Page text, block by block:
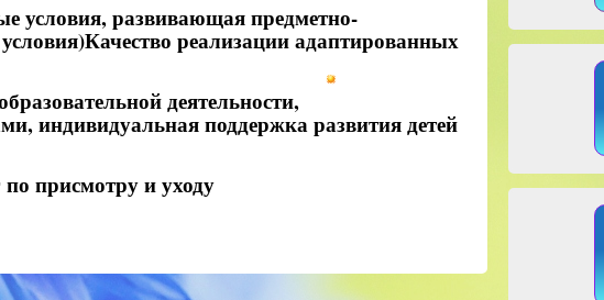
условия, развивающая предметно-
реализации адаптированных
деятельности,
индивидуальная поддержка развития детей
по присмотру и уходу